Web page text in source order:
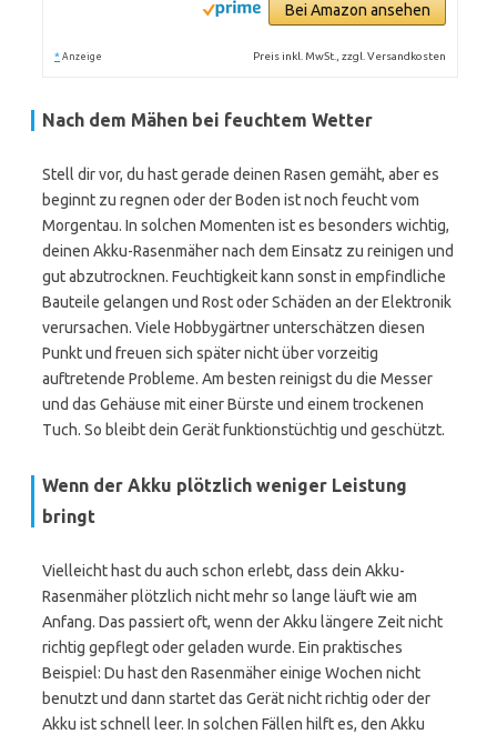
Bei Amazon ansehen
* Anzeige Preis inkl. MwSt., zzgl. Versandkosten
Nach dem Mähen bei feuchtem Wetter
Stell dir vor, du hast gerade deinen Rasen gemäht, aber es
beginnt zu regnen oder der Boden ist noch feucht vom
Morgentau. In solchen Momenten ist es besonders wichtig,
deinen Akku-Rasenmäher nach dem Einsatz zu reinigen und
gut abzutrocknen. Feuchtigkeit kann sonst in empfindliche
Bauteile gelangen und Rost oder Schäden an der Elektronik
verursachen. Viele Hobbygärtner unterschätzen diesen
Punkt und freuen sich später nicht über vorzeitig
auftretende Probleme. Am besten reinigst du die Messer
und das Gehäuse mit einer Bürste und einem trockenen
Tuch. So bleibt dein Gerät funktionstüchtig und geschützt.
Wenn der Akku plötzlich weniger Leistung
bringt
Vielleicht hast du auch schon erlebt, dass dein Akku-
Rasenmäher plötzlich nicht mehr so lange läuft wie am
Anfang. Das passiert oft, wenn der Akku längere Zeit nicht
richtig gepflegt oder geladen wurde. Ein praktisches
Beispiel: Du hast den Rasenmäher einige Wochen nicht
benutzt und dann startet das Gerät nicht richtig oder der
Akku ist schnell leer. In solchen Fällen hilft es, den Akku